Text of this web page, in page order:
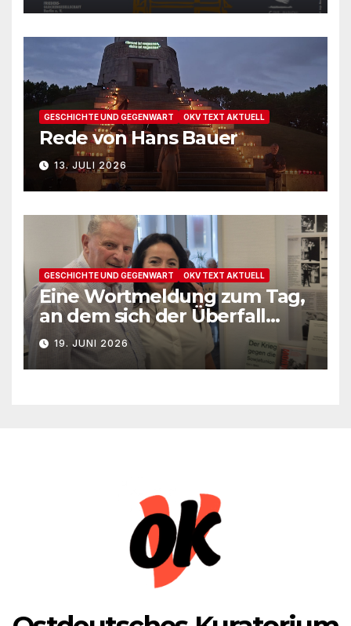
GESCHICHTE UND GEGENWART OKV TEXT AKTUELL
Rede von Hans Bauer
13. JULI 2026
GESCHICHTE UND GEGENWART OKV TEXT AKTUELL
Eine Wortmeldung zum Tag,
an dem sich der Überfall
Deutschlands auf die UdSSR
1941 zum 85. Male jährt
19. JUNI 2026